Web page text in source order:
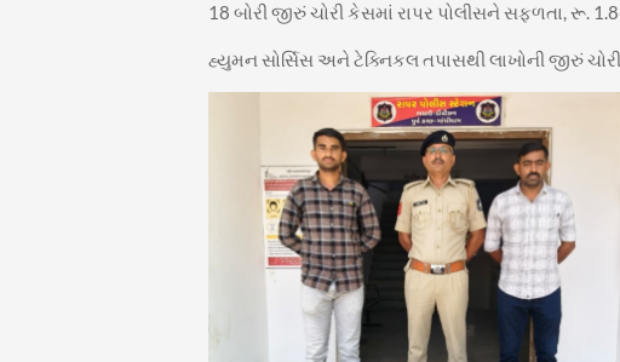
18 બોરી જીરું ચોરી કેસમાં રાપર પોલીસને સફળતા, રૂ.
હ્યુમન સોર્સિસ અને ટેક્નિકલ તપાસથી લાખોની જીરું